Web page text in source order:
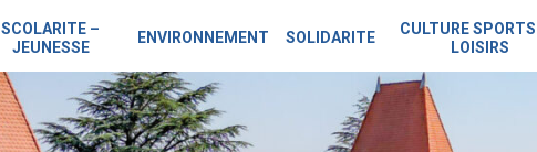
SCOLARITE –
JEUNESSE
ENVIRONNEMENT SOLIDARITE
CULTURE
LOISIRS